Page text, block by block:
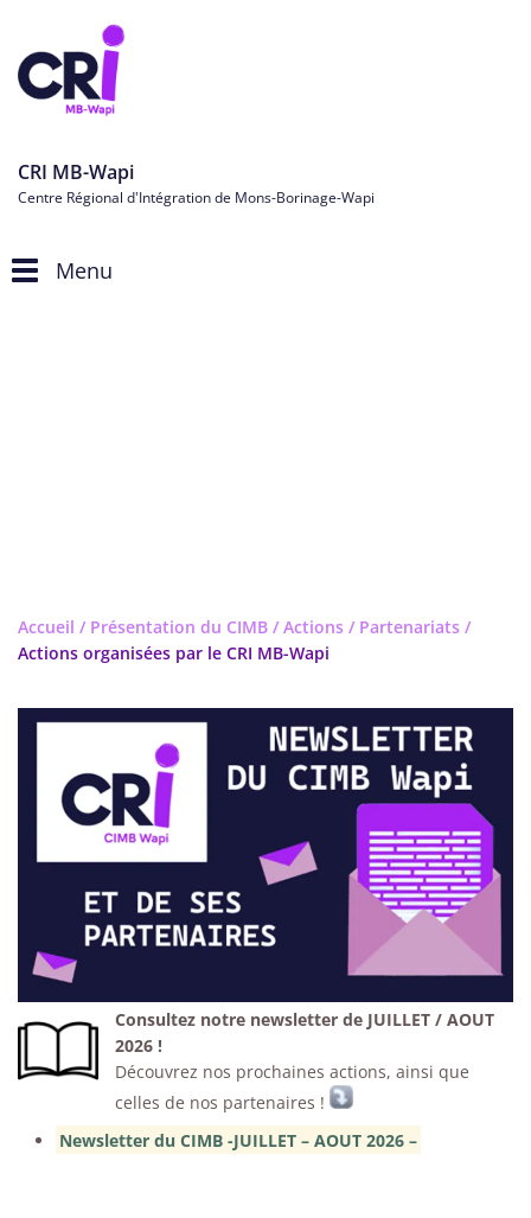
CRI MB-Wapi
Centre Régional d'Intégration de Mons-Borinage-Wapi
ToggleMenu
Accueil / Présentation du CIMB / Actions / Partenariats /
Actions organisées par le CRI MB-Wapi
Consultez notre newsletter de JUILLET / AOUT
2026 !
Découvrez nos prochaines actions, ainsi que
celles de nos partenaires !
Newsletter du CIMB -JUILLET – AOUT 2026 –